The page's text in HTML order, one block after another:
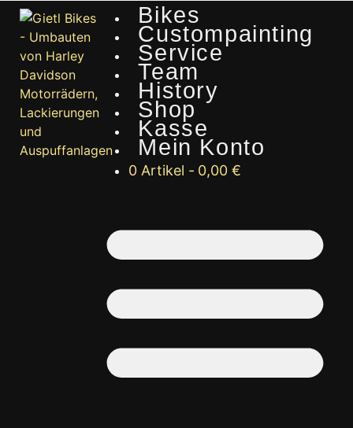
Bikes
Custompainting
Service
Team
History
Shop
Kasse
Mein Konto
0 Artikel 0,00 €